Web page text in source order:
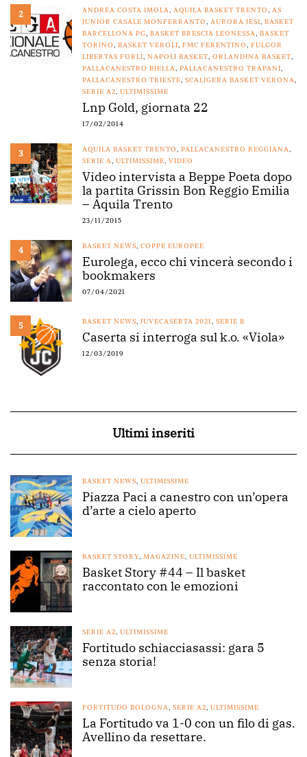
2 ANDREA COSTA IMOLA, AQUILA BASKET TRENTO, AS
JUNIOR CASALE MONFERRANTO, AURORA JESI, BASKET
BARCELLONA PG, BASKET BRESCIA LEONESSA, BASKET
TORINO, BASKET VEROLI, FMC FERENTINO, FULGOR
LIBERTAS FORLÌ, NAPOLI BASKET, ORLANDINA BASKET,
PALLACANESTRO BIELLA, PALLACANESTRO TRAPANI,
PALLACANESTRO TRIESTE, SCALIGERA BASKET VERONA,
SERIE A2, ULTIMISSIME
Lnp Gold, giornata 22
17/02/2014
3 AQUILA BASKET TRENTO, PALLACANESTRO REGGIANA,
SERIE A, ULTIMISSIME, VIDEO
Video intervista a Beppe Poeta dopo
la partita Grissin Bon Reggio Emilia
– Aquila Trento
23/11/2015
4 BASKET NEWS, COPPE EUROPEE
Eurolega, ecco chi vincerà secondo i
bookmakers
07/04/2021
5 BASKET NEWS, JUVECASERTA 2021, SERIE B
Caserta si interroga sul k.o. «Viola»
12/03/2019
Ultimi inseriti
BASKET NEWS, ULTIMISSIME
Piazza Paci a canestro con un’opera
d’arte a cielo aperto
BASKET STORY, MAGAZINE, ULTIMISSIME
Basket Story #44 – Il basket
raccontato con le emozioni
SERIE A2, ULTIMISSIME
Fortitudo schiacciasassi: gara 5
senza storia!
FORTITUDO BOLOGNA, SERIE A2, ULTIMISSIME
La Fortitudo va 1-0 con un filo di gas.
Avellino da resettare.